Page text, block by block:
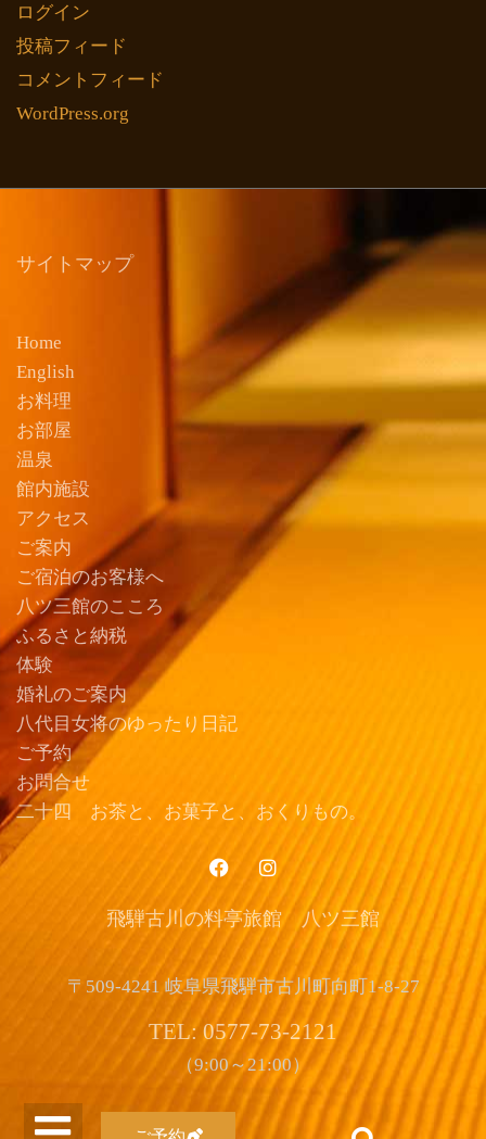
ログイン
投稿フィード
コメントフィード
WordPress.org
サイトマップ
Home
English
お料理
お部屋
温泉
館内施設
アクセス
ご案内
ご宿泊のお客様へ
八ツ三館のこころ
ふるさと納税
体験
婚礼のご案内
八代目女将のゆったり日記
ご予約
お問合せ
二十四 お茶と、お菓子と、おくりもの。
飛騨古川の料亭旅館 八ツ三館
〒509-4241 岐阜県飛騨市古川町向町1-8-27
TEL: 0577-73-2121
（9:00～21:00）